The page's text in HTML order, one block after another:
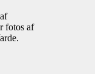
fotos af